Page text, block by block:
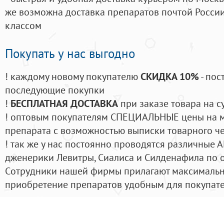
же возможна доставка препаратов почтой
классом
Покупать у нас выгодно
! каждому новому покупателюСКИДКА 10%-
последующие покупки
! БЕСПЛАТНАЯ ДОСТАВКА при заказе товара на
! оптовым покупателям СПЕЦИАЛЬНЫЕ цены на
препарата с возможностью выписки товарного
! так же у нас постоянно проводятся
дженерики Левитры, Сиалиса и Силденафила по
Cотрудники нашей фирмы прилагают
приобретение препаратов удобным для